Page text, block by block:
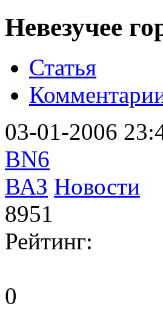
Невезучее
Статья
03-01-2006
BN6
ВАЗ Новости
8951
Рейтинг:
0